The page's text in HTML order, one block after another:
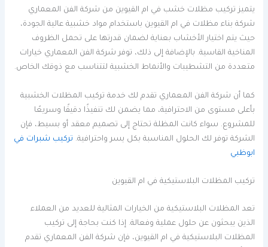
يتميز تركيب مظلات خشب في ام القيوين من شركة الفن المعماري
شركة بناء مظلات في ام القيوين باستخدام مواد خشبية عالية الجودة،
حيث يتم اختيار الأخشاب بعناية لضمان قدرتها على تحمل الظروف
المناخية القاسية. بالإضافة إلى ذلك، توفر شركة الفن المعماري خيارات
متعددة من التشطيبات والأنماط الخشبية لتتناسب مع ذوقك الخاص.
كما أن شركة الفن المعماري تقدم لك خدمة تركيب المظلات الخشبية
بأعلى مستوى من الاحترافية، مما يضمن لك تنفيذًا دقيقًا وسريعًا
للمشروع. سواء كانت المظلة تحتاج إلى تصميم معقد أو بسيط، فإن
الشركة توفر لك الحلول المناسبة بكل يسر واحترافية. تركيب شبرات في
ابوظبي
تركيب المظلات البلاستيكية في ام القيوين
تعد المظلات البلاستيكية من الخيارات المثالية للعديد من العملاء
الذين يبحثون عن حلول عملية وفعالة. إذا كنت بحاجة إلى تركيب
المظلات البلاستيكية في ام القيوين، فإن شركة الفن المعماري تقدم